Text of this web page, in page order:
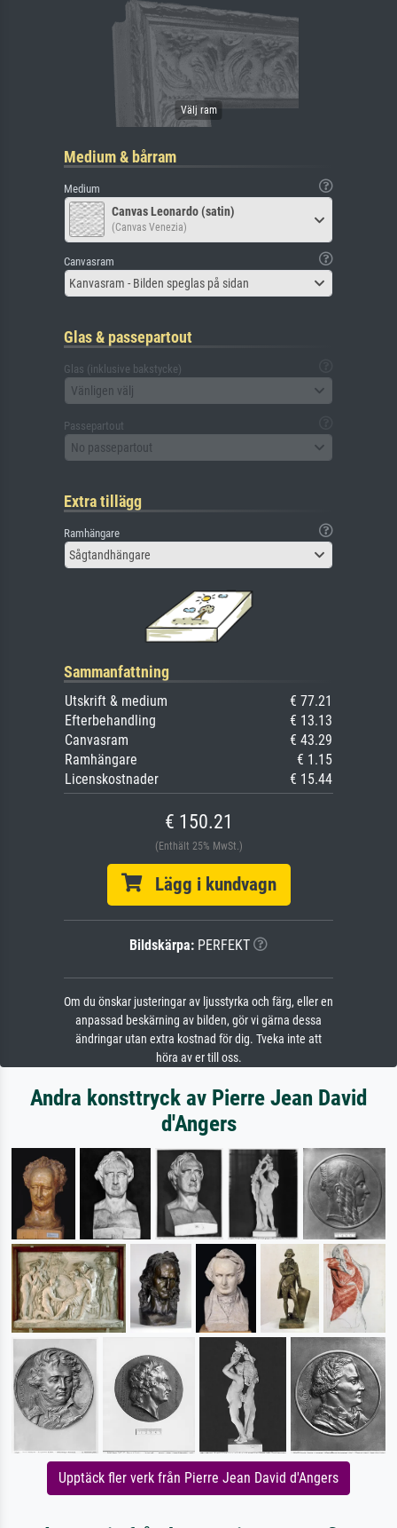
Medium & bårram
Medium
Canvas Leonardo (satin)
(Canvas Venezia)
Canvasram
Kanvasram - Bilden speglas på sidan
Glas & passepartout
Glas (inklusive bakstycke)
Vänligen välj
Passepartout
No passepartout
Extra tillägg
Ramhängare
Sågtandhängare
Sammanfattning
Utskrift & medium
€ 77.21
Efterbehandling
€ 13.13
Canvasram
€ 43.29
Ramhängare
€ 1.15
Licenskostnader
€ 15.44
€ 150.21
(Enthält 25% MwSt.)
Lägg i kundvagn
Bildskärpa: PERFEKT
Om du önskar justeringar av ljusstyrka och färg, eller en
anpassad beskärning av bilden, gör vi gärna dessa
ändringar utan extra kostnad för dig. Tveka inte att
höra av er till oss.
Andra konsttryck av Pierre Jean David
d'Angers
Upptäck fler verk från Pierre Jean David d'Angers